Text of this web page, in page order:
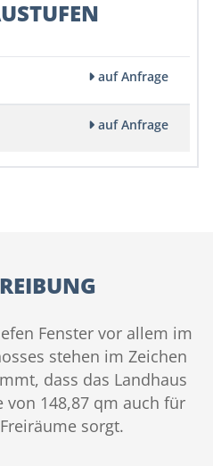
auf Anfrage
auf Anfrage
Fenster vor allem im
stehen im Zeichen
dass das Landhaus
148,87 qm auch für
sorgt.